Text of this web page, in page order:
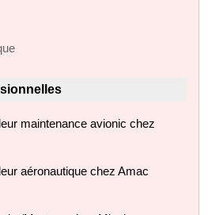
maintenance avionic chez
aéronautique chez Amac